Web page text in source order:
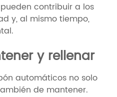
contribuir a los
y, al mismo tiempo,
y rellenar
automáticos no solo
de mantener.